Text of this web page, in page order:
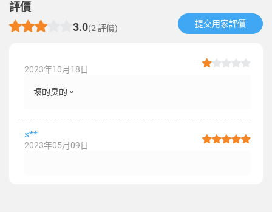
評價
3.0(2 評價) 提交用家評價​
2023年10月18日
壞的臭的。
s**
2023年05月09日